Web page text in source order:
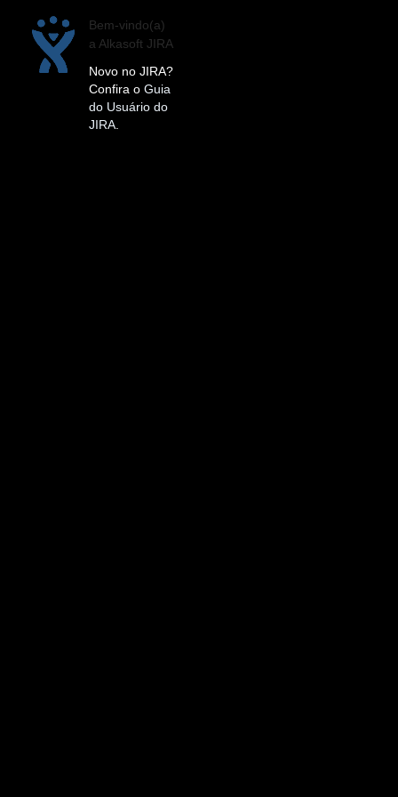
Bem-vindo(a)
a Alkasoft JIRA
Novo no JIRA?
Confira o Guia
do Usuário do
JIRA